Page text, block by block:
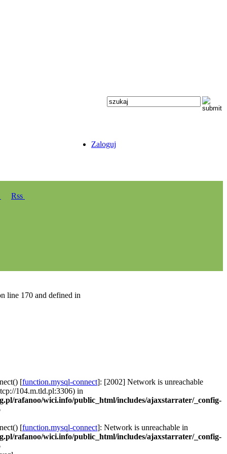
Zaloguj
Rss
line 170 and defined in
[function.mysql-connect]: [2002] Network is unreachable
104.m.tld.pl:3306) in
rafanoo/wici.info/public_html/includes/ajaxstarrater/_config-
[function.mysql-connect]: Network is unreachable in
rafanoo/wici.info/public_html/includes/ajaxstarrater/_config-